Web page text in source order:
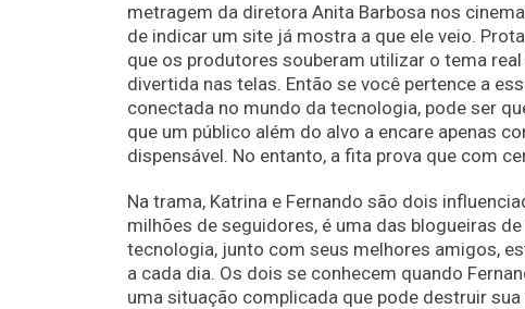
metragem da diretora Anita Barbosa nos
de indicar um site já mostra a que ele veio.
que os produtores souberam utilizar o tema
divertida nas telas. Então se você pertence a
conectada no mundo da tecnologia, pode ser
que um público além do alvo a encare apenas
dispensável. No entanto, a fita prova que com
Na trama, Katrina e Fernando são dois
milhões de seguidores, é uma das blogueiras
tecnologia, junto com seus melhores amigos,
a cada dia. Os dois se conhecem quando
uma situação complicada que pode destruir